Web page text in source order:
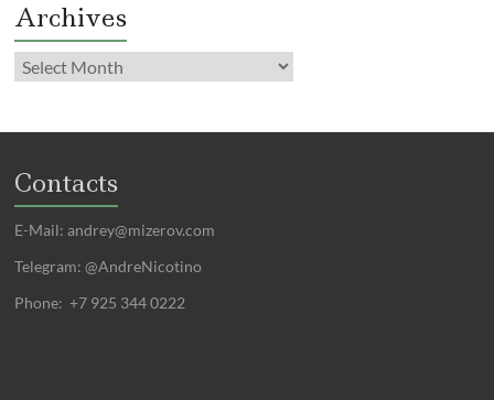
Archives
Contacts
E-Mail:andrey@mizerov.com
Telegram: @AndreNicotino
Phone: +7 925 344 0222